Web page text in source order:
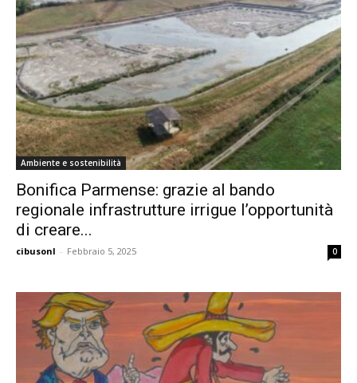
Ambiente e sostenibilità
Bonifica Parmense: grazie al bando
regionale infrastrutture irrigue l’opportunità
di creare...
cibusonl - Febbraio 5, 2025 0